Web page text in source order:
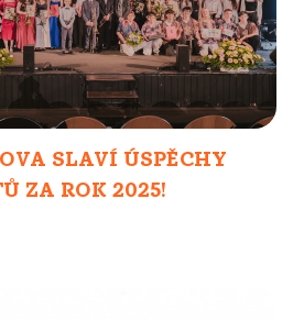
SLAVÍ ÚSPĚCHY
ZA ROK 2025!